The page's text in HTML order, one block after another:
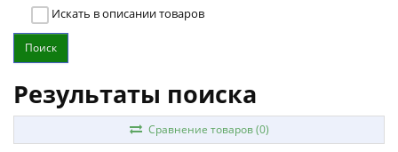
Искать в описании товаров
Результаты поиска
Сравнение товаров (0)